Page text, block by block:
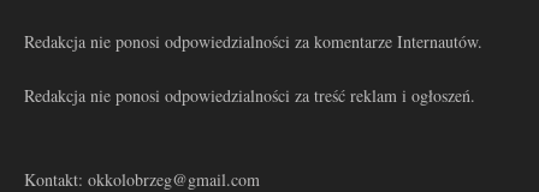
Redakcja nie ponosi odpowiedzialności za komentarze Internautów.
Redakcja nie ponosi odpowiedzialności za treść reklam i ogłoszeń.
Kontakt: okkolobrzeg@gmail.com